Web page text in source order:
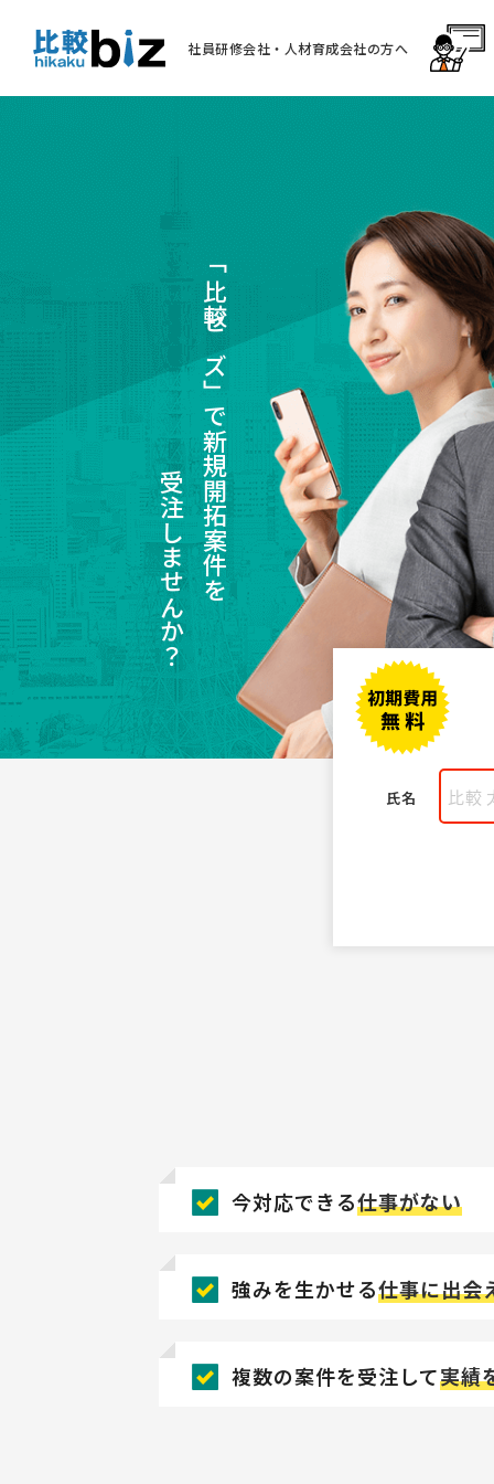
社員研修会社・人材育成会社の方へ
「比較ビズ」で新規開拓案件を
受注しませんか？
氏名
今対応できる仕事がない
強みを生かせる仕事に出会
複数の案件を受注して実績